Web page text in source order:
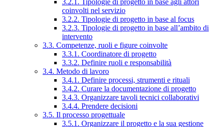
3.2.1. Tipologie di progetto in base agli attori
coinvolti nel servizio
3.2.2. Tipologie di progetto in base al focus
3.2.3. Tipologie di progetto in base all’ambito di
intervento
3.3. Competenze, ruoli e figure coinvolte
3.3.1. Coordinatore di progetto
3.3.2. Definire ruoli e responsabilità
3.4. Metodo di lavoro
3.4.1. Definire processi, strumenti e rituali
3.4.2. Curare la documentazione di progetto
3.4.3. Organizzare tavoli tecnici collaborativi
3.4.4. Prendere decisioni
3.5. Il processo progettuale
3.5.1. Organizzare il progetto e la sua gestione